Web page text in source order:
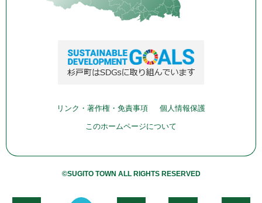
リンク・著作権・免責事項 個人情報保護
このホームページについて
©SUGITO TOWN ALL RIGHTS RESERVED